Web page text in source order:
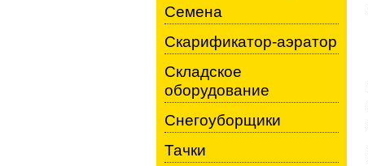
Семена
Скарификатор-аэратор
Складское
оборудование
Снегоуборщики
Тачки